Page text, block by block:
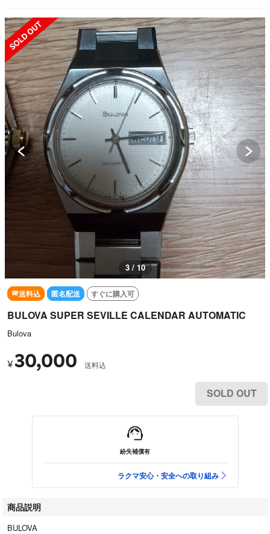
SOLD OUT
4 / 10
送料込 匿名配送 すぐに購入可
BULOVA SUPER SEVILLE CALENDAR AUTOMATIC
Bulova
¥30,000 送料込
SOLD OUT
紛失補償有
ラクマ安心・安全への取り組み
商品説明
BULOVA